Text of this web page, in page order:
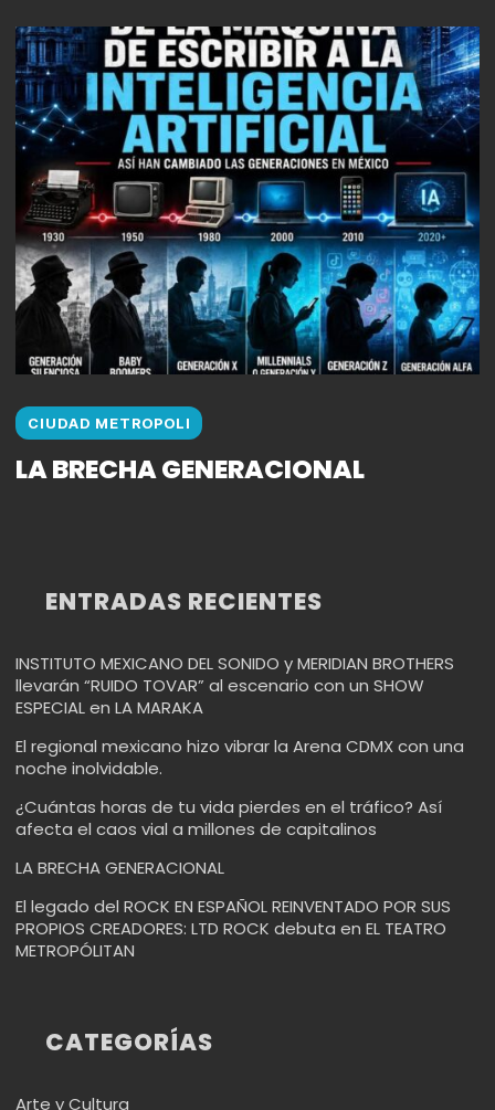
CIUDAD METROPOLI
LA BRECHA GENERACIONAL
ENTRADAS RECIENTES
INSTITUTO MEXICANO DEL SONIDO y MERIDIAN BROTHERS
llevarán “RUIDO TOVAR” al escenario con un SHOW
ESPECIAL en LA MARAKA
El regional mexicano hizo vibrar la Arena CDMX con una
noche inolvidable.
¿Cuántas horas de tu vida pierdes en el tráfico? Así
afecta el caos vial a millones de capitalinos
LA BRECHA GENERACIONAL
El legado del ROCK EN ESPAÑOL REINVENTADO POR SUS
PROPIOS CREADORES: LTD ROCK debuta en EL TEATRO
METROPÓLITAN
CATEGORÍAS
Arte y Cultura